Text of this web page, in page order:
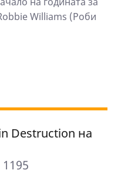
Williams (Роби
Destruction на
1195